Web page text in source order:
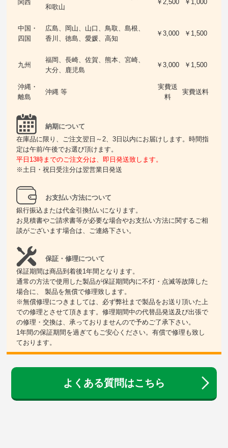
関西
和歌山
￥2,500 ￥1,000
中国・
四国
広島、岡山、山口、鳥取、島根、
香川、徳島、愛媛、高知
￥3,000 ￥1,500
九州
福岡、長崎、佐賀、熊本、宮崎、
大分、鹿児島
￥3,000 ￥1,500
沖縄・
離島
沖縄 等
実費送
料
実費送料
納期について
在庫品に限り、ご注文翌日～2、3日以内にお届けします。時間指
定は午前/午後でお選び頂けます。
平日13時までのご注文分は、即日発送致します。
※土日・祝日受注分は翌営業日発送
お支払い方法について
銀行振込または代金引換払いになります。
お見積書やご請求書等が必要な場合やお支払い方法に関するご相
談がございます場合は、ご連絡下さい。
保証・修理について
保証期間は商品到着後1年間となります。
通常の方法で使用した製品が保証期間内に不灯・点滅等故障した
場合に、 製品を無償で修理致します。
※無償修理につきましては、必ず弊社まで製品をお送り頂いた上
での修理とさせて頂きます。修理期間中の代替品発送及び出張で
の修理・交換は、承っておりませんので予めご了承下さい。
1年間の保証期間を過ぎてもご安心ください。有償で修理も致し
ております。
よくある質問はこちら